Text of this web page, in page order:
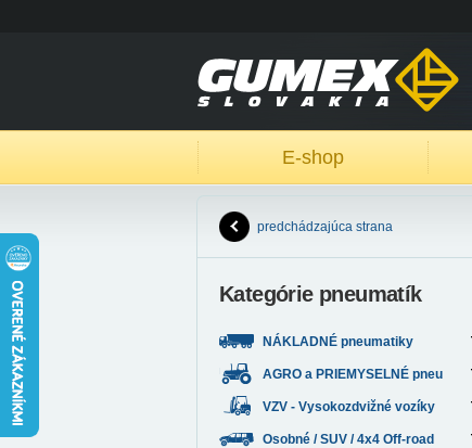
E-shop
predchádzajúca strana
Kategórie pneumatík
NÁKLADNÉ pneumatiky
AGRO a PRIEMYSELNÉ pneu
VZV - Vysokozdvižné vozíky
Osobné / SUV / 4x4 Off-road